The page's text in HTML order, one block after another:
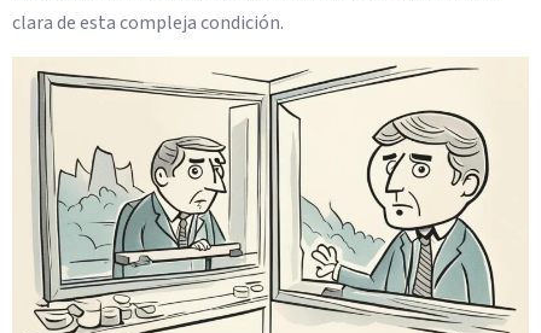
clara de esta compleja condición.